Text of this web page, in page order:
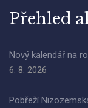
Přehled
Nový kalendář na
6. 8. 2026
Pobřeží